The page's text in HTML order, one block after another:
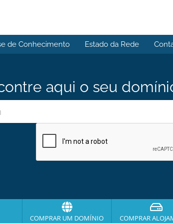
de Conhecimento Estado da Rede
aqui o seu
COMPRAR UM DOMÍNIO COMPRAR